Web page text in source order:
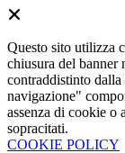
Questo sito utilizza
chiusura del banner
contraddistinto
navigazione"
assenza di cookie o
sopracitati.
COOKIE POLICY